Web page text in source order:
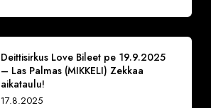
Deittisirkus Love Bileet pe 19.9.2025
– Las Palmas (MIKKELI) Zekkaa
aikataulu!
17.8.2025